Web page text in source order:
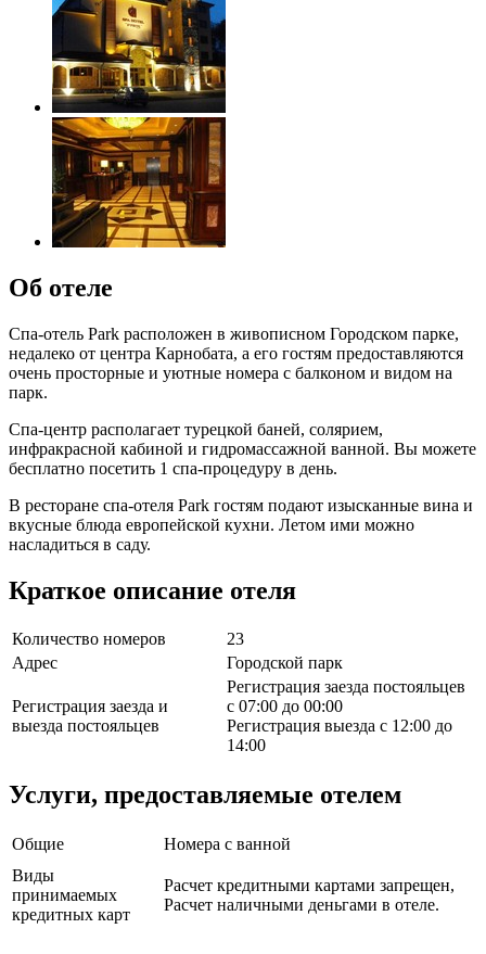
Об отеле
Спа-отель Park расположен в живописном Городском парке,
недалеко от центра Карнобата, а его гостям предоставляются
очень просторные и уютные номера с балконом и видом на
парк.
Спа-центр располагает турецкой баней, солярием,
инфракрасной кабиной и гидромассажной ванной. Вы можете
бесплатно посетить 1 спа-процедуру в день.
В ресторане спа-отеля Park гостям подают изысканные вина и
вкусные блюда европейской кухни. Летом ими можно
насладиться в саду.
Краткое описание отеля
Количество номеров
23
Адрес
Городской парк
Регистрация заезда и
выезда постояльцев
Регистрация заезда постояльцев
с 07:00 до 00:00
Регистрация выезда с 12:00 до
14:00
Услуги, предоставляемые отелем
Общие
Номера с ванной
Виды
принимаемых
кредитных карт
Расчет кредитными картами запрещен,
Расчет наличными деньгами в отеле.